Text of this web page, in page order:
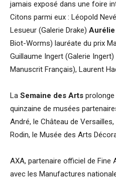
jamais exposé dans une foire
Citons parmi eux : Léopold
Lesueur (Galerie Drake)
Biot-Worms) lauréate du prix
Guillaume Ingert (Galerie
Manuscrit Français), Laurent
La Semaine des Arts prolonge
quinzaine de musées
André, le Château de
Rodin, le Musée des Arts
AXA, partenaire officiel de Fine
avec les Manufactures